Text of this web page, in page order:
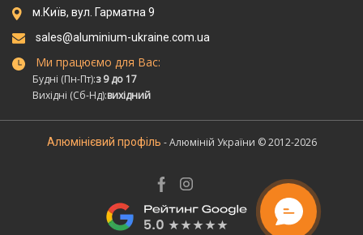
м.Київ, вул. Гарматна 9
sales@aluminium-ukraine.com.ua
Ми працюємо для Вас:
Будні (Пн-Пт):з 9 до 17
Вихідні (Сб-Нд):вихідний
Алюмінієвий профіль - Алюміній України © 2012-2026